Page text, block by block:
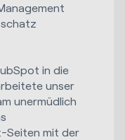
in die
unser
unermüdlich
Seiten mit der